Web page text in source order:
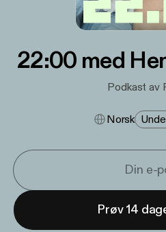
22:00 med
Podkast av
Norsk
Prøv 14